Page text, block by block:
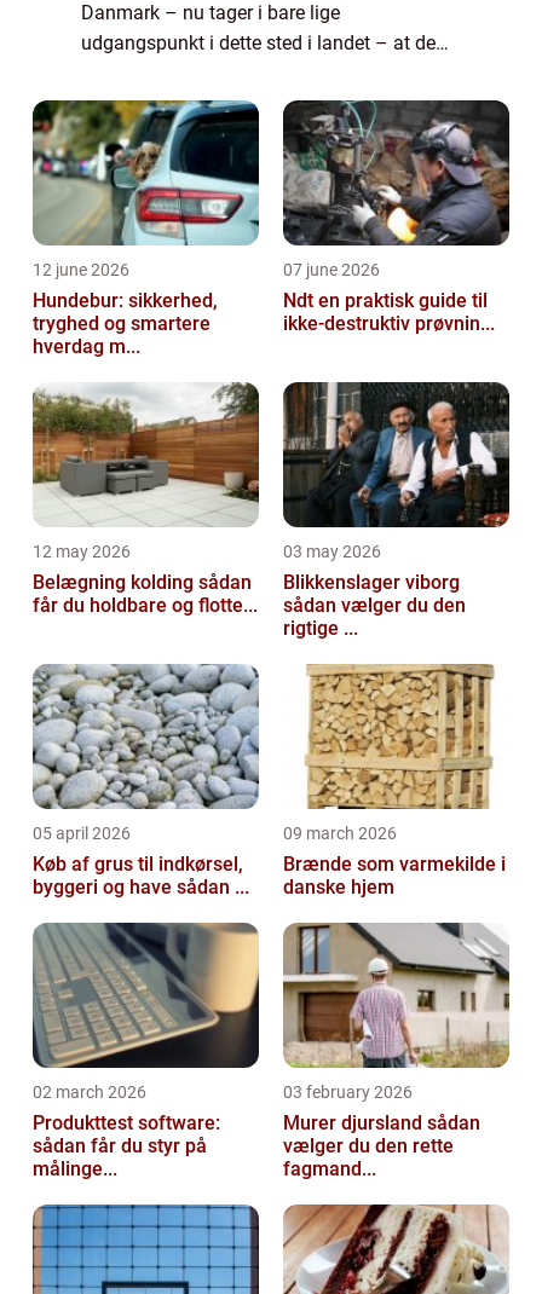
Danmark – nu tager i bare lige
udgangspunkt i dette sted i landet – at de
S&arin...
12 june 2026
Hundebur: sikkerhed,
tryghed og smartere
hverdag m...
07 june 2026
Ndt en praktisk guide til
ikke-destruktiv prøvnin...
12 may 2026
Belægning kolding sådan
får du holdbare og flotte...
03 may 2026
Blikkenslager viborg
sådan vælger du den
rigtige ...
05 april 2026
Køb af grus til indkørsel,
byggeri og have sådan ...
09 march 2026
Brænde som varmekilde i
danske hjem
02 march 2026
Produkttest software:
sådan får du styr på
målinge...
03 february 2026
Murer djursland sådan
vælger du den rette
fagmand...